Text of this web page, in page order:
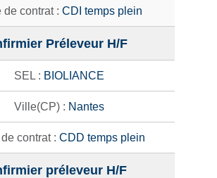
CDI temps plein
Préleveur H/F
BIOLIANCE
Nantes
CDD temps plein
préleveur H/F